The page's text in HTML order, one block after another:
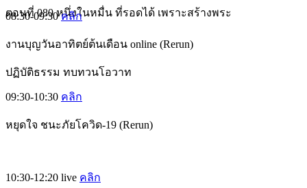
ตอนที่ 080 หนึ่งในหมื่น ที่รอดได้ เพราะสร้างพระ
08:30-09:30คลิก
งานบุญวันอาทิตย์ต้นเดือน online (Rerun)
ปฏิบัติธรรม ทบทวนโอวาท
09:30-10:30 คลิก
หยุดใจ ชนะภัยโควิด-19 (Rerun)
10:30-12:20 live คลิก